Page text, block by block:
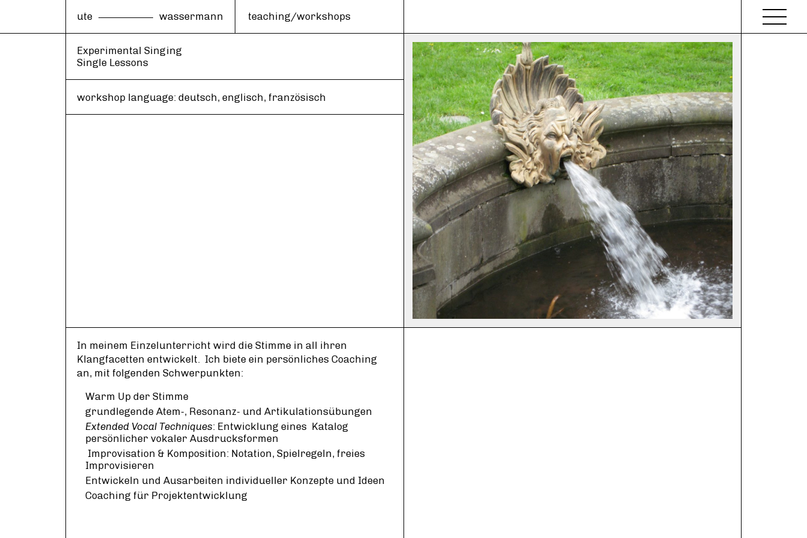
ute wassermann teaching/workshops
Experimental Singing
Single Lessons
workshop language: deutsch, englisch, französisch
In meinem Einzelunterricht wird die Stimme in all ihren
Klangfacetten entwickelt. Ich biete ein persönliches Coaching
an, mit folgenden Schwerpunkten:
Warm Up der Stimme
grundlegende Atem-, Resonanz- und Artikulationsübungen
Extended Vocal Techniques: Entwicklung eines Katalog
persönlicher vokaler Ausdrucksformen
Improvisation & Komposition: Notation, Spielregeln, freies
Improvisieren
Entwickeln und Ausarbeiten individueller Konzepte und Ideen
Coaching für Projektentwicklung